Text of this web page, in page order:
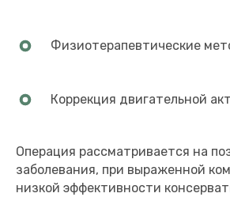
Физиотерапевтические
Коррекция двигательной
Операция рассматривается на
заболевания, при выраженной
низкой эффективности